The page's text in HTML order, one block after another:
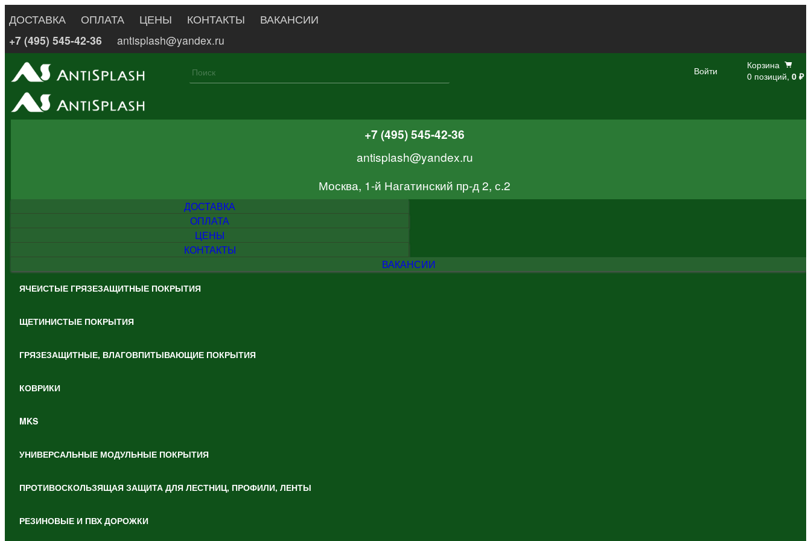
ДОСТАВКА ОПЛАТА ЦЕНЫ КОНТАКТЫ
ВАКАНСИИ
+7 (495) 545-42-36
antisplash@yandex.ru
Войти
Корзина
0 позиций, 0 ₽
+7 (495) 545-42-36
antisplash@yandex.ru
Москва, 1-й Нагатинский пр-д 2, с.2
ДОСТАВКА
ОПЛАТА
ЦЕНЫ
КОНТАКТЫ
ВАКАНСИИ
ЯЧЕИСТЫЕ ГРЯЗЕЗАЩИТНЫЕ ПОКРЫТИЯ
ЩЕТИНИСТЫЕ ПОКРЫТИЯ
ГРЯЗЕЗАЩИТНЫЕ, ВЛАГОВПИТЫВАЮЩИЕ ПОКРЫТИЯ
КОВРИКИ
MKS
УНИВЕРСАЛЬНЫЕ МОДУЛЬНЫЕ ПОКРЫТИЯ
ПРОТИВОСКОЛЬЗЯЩАЯ ЗАЩИТА ДЛЯ ЛЕСТНИЦ, ПРОФИЛИ, ЛЕНТЫ
РЕЗИНОВЫЕ И ПВХ ДОРОЖКИ